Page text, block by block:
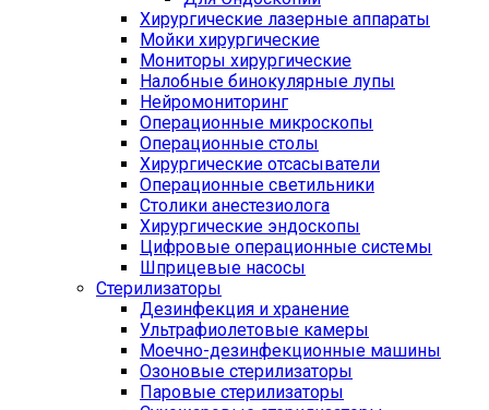
Хирургические лазерные аппараты
Мойки хирургические
Мониторы хирургические
Налобные бинокулярные лупы
Нейромониторинг
Операционные микроскопы
Операционные столы
Хирургические отсасыватели
Операционные светильники
Столики анестезиолога
Хирургические эндоскопы
Цифровые операционные системы
Шприцевые насосы
Стерилизаторы
Дезинфекция и хранение
Ультрафиолетовые камеры
Моечно-дезинфекционные машины
Озоновые стерилизаторы
Паровые стерилизаторы